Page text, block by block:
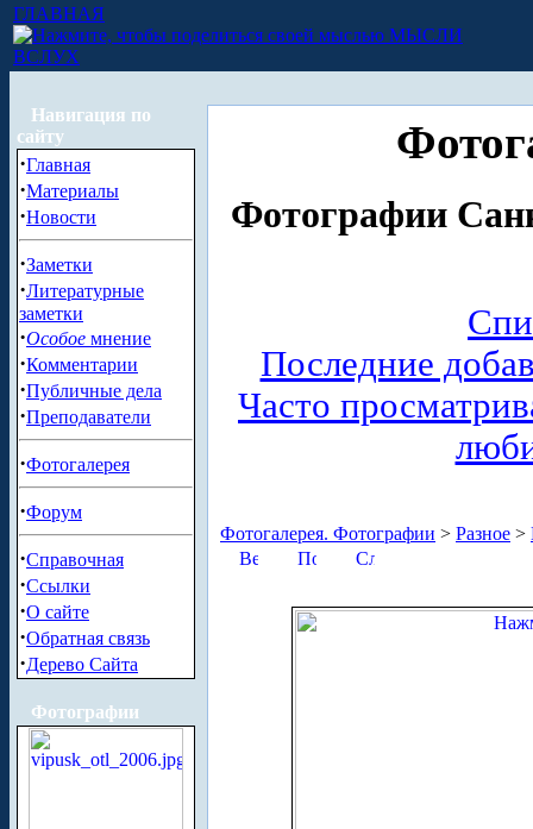
ГЛАВНАЯ
МЫСЛИ
ВСЛУХ
Навигация по
сайту
·Главная
·Материалы
·Новости
·Заметки
·Литературные
заметки
·Особое мнение
·Комментарии
·Публичные дела
·Преподаватели
·Фотогалерея
·Форум
·Справочная
·Ссылки
·О сайте
·Обратная связь
·Дерево Сайта
Фотографии
Фотографии
Последние
Часто
Фотогалерея. Фотографии > Разное >